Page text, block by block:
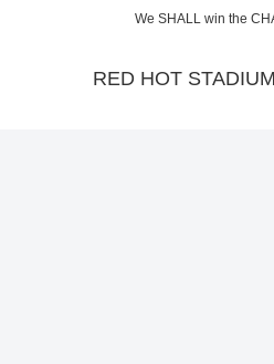
We SHALL win the
RED HOT